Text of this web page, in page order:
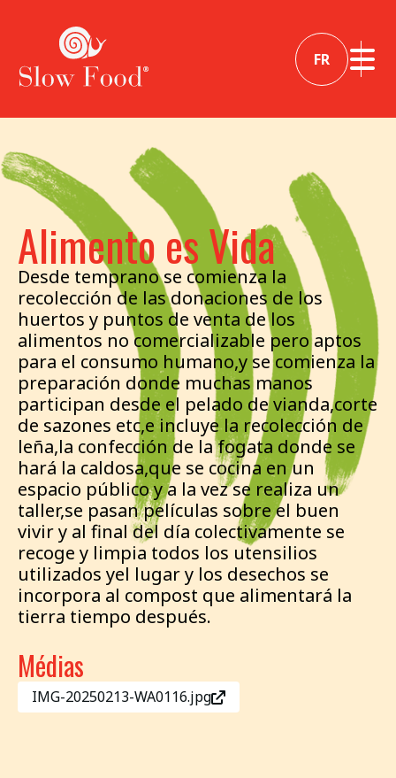
FR
Alimento es Vida
Desde temprano se comienza la
recolección de las donaciones de los
huertos y puntos de venta de los
alimentos no comercializable pero aptos
para el consumo humano,y se comienza la
preparación donde muchas manos
participan desde el pelado de vianda,corte
de sazones etc,e incluye la recolección de
leña,la confección de la fogata donde se
hará la caldosa,que se cocina en un
espacio público y a la vez se realiza un
taller,se pasan películas sobre el buen
vivir y al final del día colectivamente se
recoge y limpia todos los utensilios
utilizados yel lugar y los desechos se
incorpora al compost que alimentará la
tierra tiempo después.
Médias
IMG-20250213-WA0116.jpg